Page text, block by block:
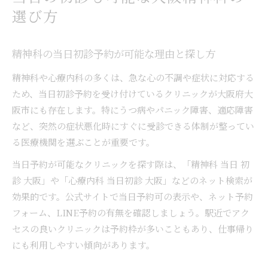
選び方
精神科の当日初診予約が可能な理由と探し方
精神科や心療内科の多くは、急な心の不調や症状に対応する
ため、当日初診予約を受け付けているクリニックが大阪府大
阪市にも存在します。特にうつ病やパニック障害、適応障害
など、突然の症状悪化時にすぐに受診できる体制が整ってい
る医療機関を選ぶことが重要です。
当日予約が可能なクリニックを探す際は、「精神科 当日 初
診 大阪」や「心療内科 当日初診 大阪」などのネット検索が
効果的です。公式サイトで当日予約可の表示や、ネット予約
フォーム、LINE予約の有無を確認しましょう。駅近でアク
セスの良いクリニックは予約枠が多いこともあり、仕事帰り
にも利用しやすい傾向があります。